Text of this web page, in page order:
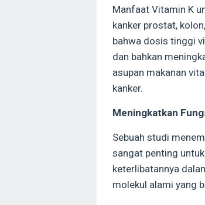
Manfaat Vitamin K
kanker prostat,
bahwa dosis tinggi
dan bahkan
asupan makanan
kanker.
Meningkatkan
Sebuah studi
sangat penting
keterlibatannya
molekul alami yang